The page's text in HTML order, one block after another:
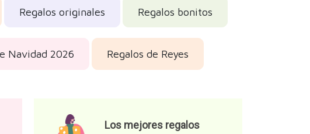
Regalos originales Regalos bonitos
Navidad 2026 Regalos de Reyes
Los mejores regalos